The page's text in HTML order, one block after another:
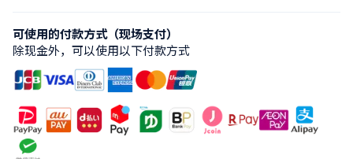
可使用的付款方式（现场支付）
除现金外，可以使用以下付款方式